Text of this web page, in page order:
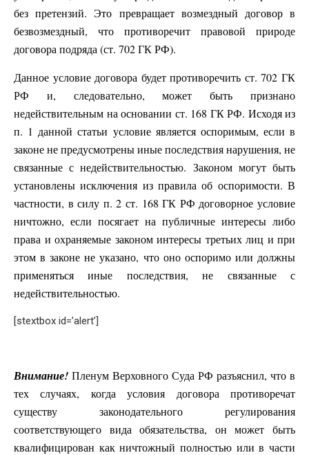
без претензий. Это превращает возмездный договор в
безвозмездный, что противоречит правовой природе
договора подряда (ст. 702 ГК РФ).
Данное условие договора будет противоречить ст. 702 ГК
РФ и, следовательно, может быть признано
недействительным на основании ст. 168 ГК РФ. Исходя из
п. 1 данной статьи условие является оспоримым, если в
законе не предусмотрены иные последствия нарушения, не
связанные с недействительностью. Законом могут быть
установлены исключения из правила об оспоримости. В
частности, в силу п. 2 ст. 168 ГК РФ договорное условие
ничтожно, если посягает на публичные интересы либо
права и охраняемые законом интересы третьих лиц и при
этом в законе не указано, что оно оспоримо или должны
применяться иные последствия, не связанные с
недействительностью.
[stextbox id=’alert’]
Внимание! Пленум Верховного Суда РФ разъяснил, что в
тех случаях, когда условия договора противоречат
существу законодательного регулирования
соответствующего вида обязательства, он может быть
квалифицирован как ничтожный полностью или в части